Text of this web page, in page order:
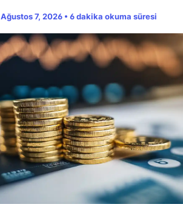
Ağustos 7, 2026 • 6 dakika okuma süresi